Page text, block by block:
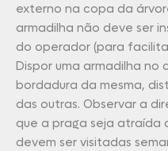
externo na copa da
armadilha não deve ser
do operador (para
Dispor uma armadilha
bordadura da mesma,
das outras. Observar a
que a praga seja atraída
devem ser visitadas